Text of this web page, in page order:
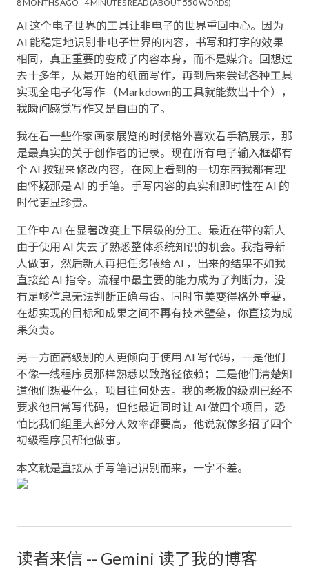
8 MONTHS AGO 4 MINUTES READ (ABOUT 550 WORDS)
AI 这个电子世界的工具让非电子的世界重回中心。因为
AI 能稳定地识别非电子世界的内容，书写和打字的效果
相同，真正重要的变成了内容本身，而不是媒介。回想过
去十多年，从最开始的纸面写作，再到后来尝试各种工具
实现全电子化写作 （Markdown的工具就能数出十个），
我瞬间感觉写作又是自由的了。
我在看一些作家画家展览的时候格外喜欢看手稿展示，那
是最真实的关于创作者的记录。现在所有电子输入框都有
个 AI 按钮来修改内容，在网上看到的一切东西我都有理
由怀疑那是 AI 的手笔。手写内容的真实和即时性在 AI 的
时代更显珍贵。
工作中 AI 在显著改变上下层级的分工。最近在带的新人
由于使用 AI 失去了熟悉整体系统知识的机会。我指导新
人做事，然后新人再把任务喂给 AI ，出来的结果不如我
直接给 AI 指令。流程中最主要的能力成为了判断力，没
有足够信息无法判断正确与否。同时审美变得格外重要，
在想实现的目标和成果之间不再有技术壁垒，你直接为成
果负责。
另一方面高级别的人更倾向于使用 AI 写代码，一是他们
不像一线程序员那样熟悉以致路径依赖；二是他们清楚知
道他们想要什么，项目往何处去。我的老板的级别已经不
要求他日常写代码，但他最近同时让 AI 做四个项目，恐
怕比我们组里大部分人效率都要高，他说就像多招了四个
初级程序员帮他做事。
本文就是直接从手写笔记识别而来，一字不差。
读者来信 -- Gemini 读了我的博客